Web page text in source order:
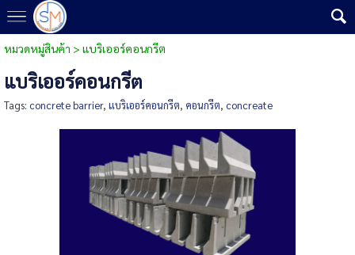
หมวดหมู่สินค้า > แบริเออร์คอนกรีต
แบริเออร์คอนกรีต
Tags: concrete barrier, แบริเออร์คอนกรีต, คอนกรีต, concreate